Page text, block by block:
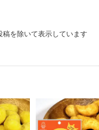
にこだわり、味にこ
サビの辛さとサクサク
してください。開封後
を除いて表示しています